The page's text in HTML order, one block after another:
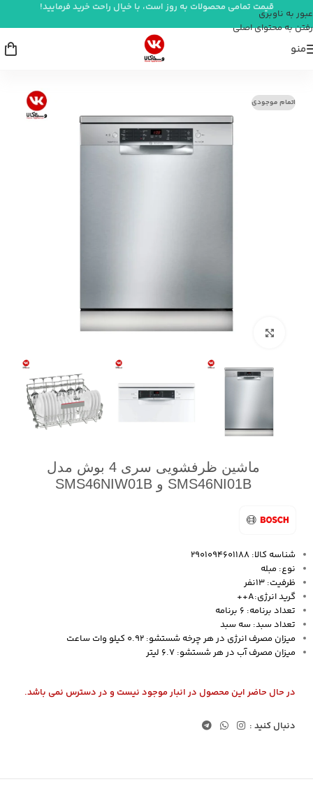
عبور به ناوبری
رفتن به محتوای اصلی
قیمت تمامی محصولات به روز است، با خیال راحت خرید فرمایید!
منو
ماشین ظرفشویی
اتمام موجودی
بزرگنمایی تصویر
ماشین ظرفشویی سری 4 بوش مدل
SMS46NI01B و SMS46NIW01B
شناسه کالا: 2901094601188
نوع: مبله
ظرفیت: 13نفر
گرید انرژی:A++
تعداد برنامه: 6 برنامه
تعداد سبد: سه سبد
میزان مصرف انرژی در هر چرخه شستشو: 0.92 کیلو وات ساعت
ميزان مصرف آب در هر شستشو: 6.7 لیتر
در حال حاضر این محصول در انبار موجود نیست و در دسترس نمی باشد.
دنبال کنید :